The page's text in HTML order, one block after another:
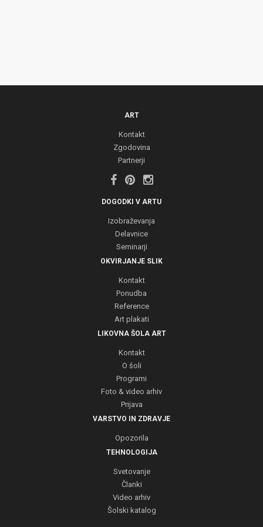
ART
Kontakt
Zgodovina
Partnerji
DOGODKI V ARTU
Izobraževanja
Delavnice
Seminarji
OKVIRJANJE SLIK
Kontakt
Ponudba
Reference
Art plakati
LIKOVNA ŠOLA ART
Kontakt
O šoli
Programi
Foto & video arhiv
Prijava
VARSTVO IN ZDRAVJE
Opozorila
TEHNOLOGIJA
Svetovanje
Članki
Video arhiv
Šolski katalog